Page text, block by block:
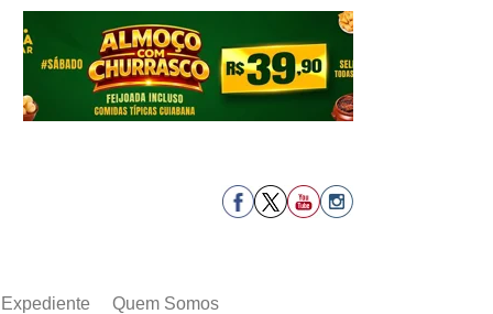
Expediente Quem Somos